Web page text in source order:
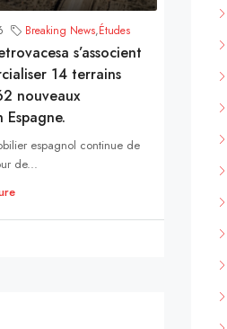
Breaking News,Études
s’associent
14 terrains
nouveaux
Espagne.
espagnol continue de
de...